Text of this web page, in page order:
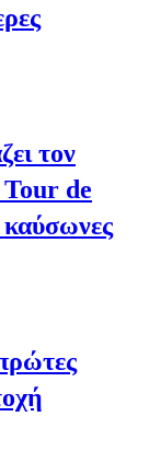
τον
Tour de